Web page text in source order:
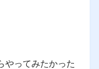
やってみたかった